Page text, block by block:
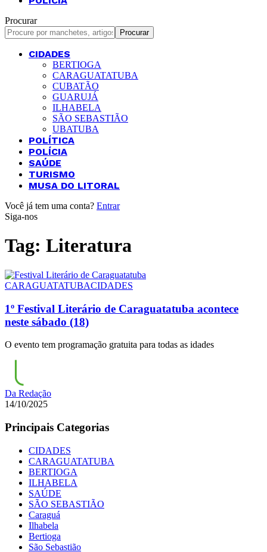
Procurar
CIDADES
BERTIOGA
CARAGUATATUBA
CUBATÃO
GUARUJÁ
ILHABELA
SÃO SEBASTIÃO
UBATUBA
POLÍTICA
POLÍCIA
SAÚDE
TURISMO
MUSA DO LITORAL
Você já tem uma conta? Entrar
Siga-nos
Tag: Literatura
CARAGUATATUBACIDADES
1º Festival Literário de Caraguatatuba acontece
neste sábado (18)
O evento tem programação gratuita para todas as idades
Da Redação
14/10/2025
Principais Categorias
CIDADES
CARAGUATATUBA
BERTIOGA
ILHABELA
SAÚDE
SÃO SEBASTIÃO
Caraguá
Ilhabela
Bertioga
São Sebastião